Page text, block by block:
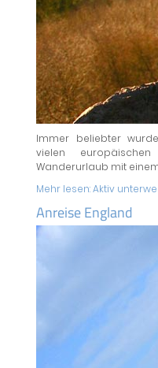
Immer beliebter
vielen
Wanderurlaub mit
Mehr lesen:Aktiv
Anreise England